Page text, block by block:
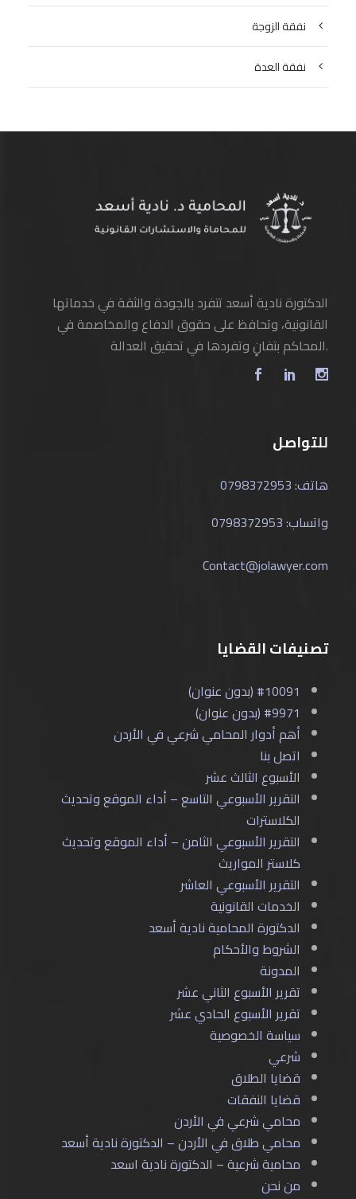
نفقة الزوجة
نفقة العدة
الدكتورة نادية أسعد تتفرد بالجودة والثقة في خدماتها
القانونية، وتحافظ على حقوق الدفاع والمخاصمة في
المحاكم بتفانٍ وتفردها في تحقيق العدالة.
للتواصل
هاتف: 0798372953
واتساب: 0798372953
Contact@jolawyer.com
تصنيفات القضايا
#10091 (بدون عنوان)
#9971 (بدون عنوان)
أهم أدوار المحامي شرعي في الأردن
اتصل بنا
الأسبوع الثالث عشر
التقرير الأسبوعي التاسع – أداء الموقع وتحديث
الكلاسترات
التقرير الأسبوعي الثامن – أداء الموقع وتحديث
كلاستر المواريث
التقرير الأسبوعي العاشر
الخدمات القانونية
الدكتورة المحامية نادية أسعد
الشروط والأحكام
المدونة
تقرير الأسبوع الثاني عشر
تقرير الأسبوع الحادي عشر
سياسة الخصوصية
شرعي
قضايا الطلاق
قضايا النفقات
محامي شرعي في الأردن
محامي طلاق في الأردن – الدكتورة نادية أسعد
محامية شرعية – الدكتورة نادية اسعد
من نحن